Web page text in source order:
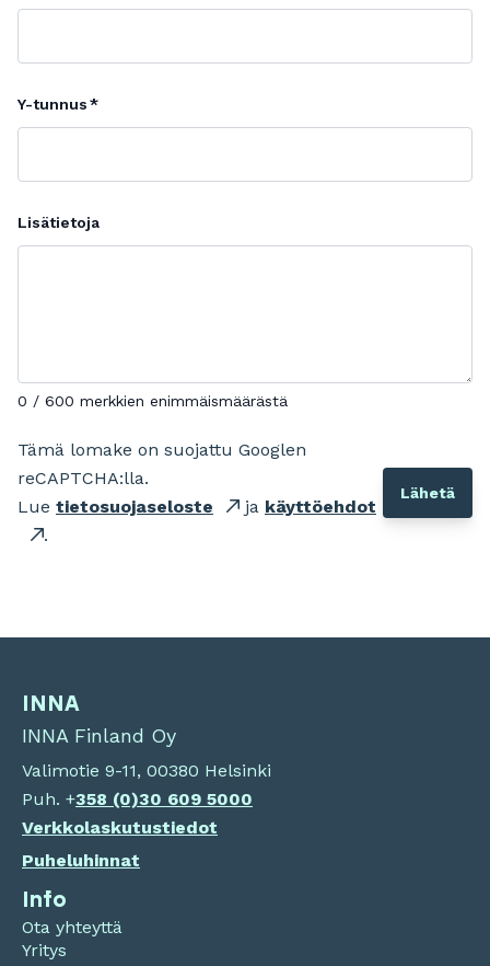
Y-tunnus
Lisätietoja
0 / 600 merkkien enimmäismäärästä
Tämä lomake on suojattu Googlen
reCAPTCHA:lla.
Lue tietosuojaseloste ja käyttöehdot
.
INNA
INNA Finland Oy
Valimotie 9-11, 00380 Helsinki
Puh. +358 (0)30 609 5000
Verkkolaskutustiedot
Puheluhinnat
Info
Ota yhteyttä
Yritys